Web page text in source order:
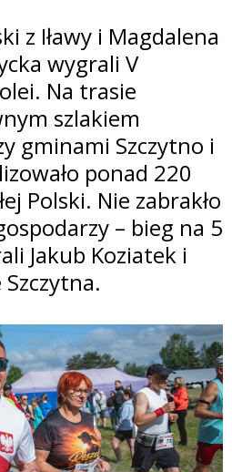
z Iławy i Magdalena
wygrali V
Na trasie
szlakiem
gminami Szczytno i
ponad 220
Polski. Nie zabrakło
– bieg na 5
Jakub Koziatek i